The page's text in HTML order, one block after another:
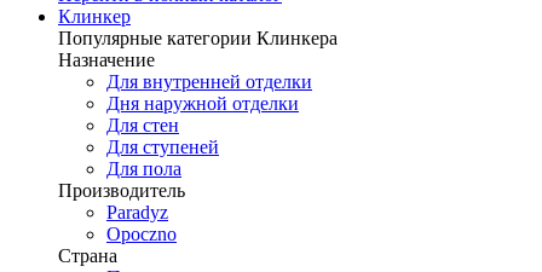
Клинкер
Популярные категории Клинкера
Назначение
Для внутренней отделки
Дня наружной отделки
Для стен
Для ступеней
Для пола
Производитель
Paradyz
Opoczno
Страна